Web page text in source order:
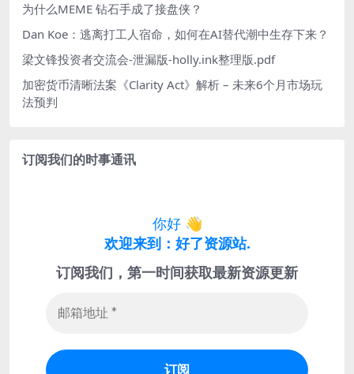
为什么MEME 钻石手成了接盘侠？
Dan Koe：逃离打工人宿命，如何在AI替代潮中生存下来？
梁文锋投资者交流会-泄漏版-holly.ink整理版.pdf
加密货币清晰法案《Clarity Act》解析 – 未来6个月市场玩
法预判
订阅我们的时事通讯
你好👋
欢迎来到：好了资源站.
订阅我们，第一时间获取最新资源更新